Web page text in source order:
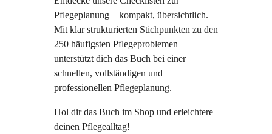
Pflegeplanung – kompakt, übersichtlich.
Mit klar strukturierten Stichpunkten zu den
250 häufigsten Pflegeproblemen
unterstützt dich das Buch bei einer
schnellen, vollständigen und
professionellen Pflegeplanung.
Hol dir das Buch im Shop und erleichtere
deinen Pflegealltag!